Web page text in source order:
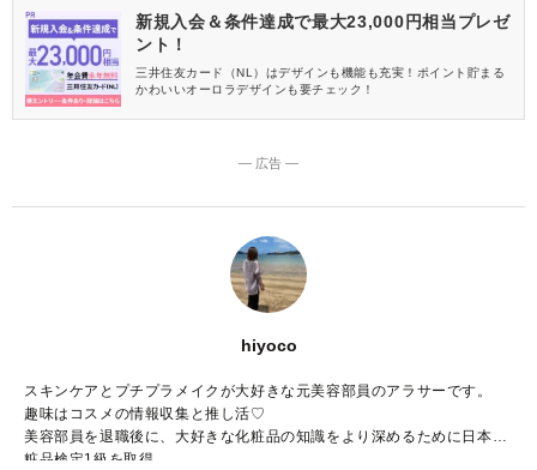
新規入会＆条件達成で最大23,000円相当プレゼ
ント！
三井住友カード（NL）はデザインも機能も充実！ポイント貯まる
かわいいオーロラデザインも要チェック！
― 広告 ―
hiyoco
スキンケアとプチプラメイクが大好きな元美容部員のアラサーです。
趣味はコスメの情報収集と推し活♡
美容部員を退職後に、大好きな化粧品の知識をより深めるために日本化
粧品検定1級を取得。